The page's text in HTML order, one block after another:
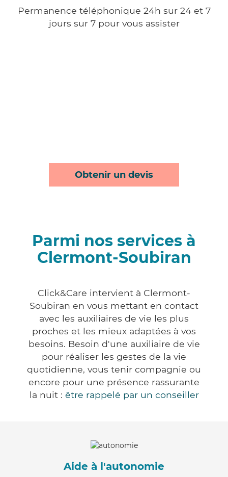
Permanence téléphonique 24h sur 24 et 7
jours sur 7 pour vous assister
Obtenir un devis
Parmi nos services à
Clermont-Soubiran
Click&Care intervient à Clermont-
Soubiran en vous mettant en contact
avec les auxiliaires de vie les plus
proches et les mieux adaptées à vos
besoins. Besoin d'une auxiliaire de vie
pour réaliser les gestes de la vie
quotidienne, vous tenir compagnie ou
encore pour une présence rassurante
la nuit : être rappelé par un conseiller
Aide à l'autonomie